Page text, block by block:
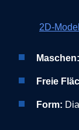
2D-
Maschen:
Freie
Form: